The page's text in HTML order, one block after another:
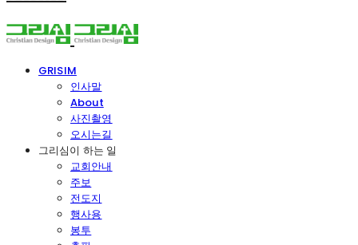
GRISIM
인사말
About
사진촬영
오시는길
그리심이 하는 일
교회안내
주보
전도지
행사용
봉투